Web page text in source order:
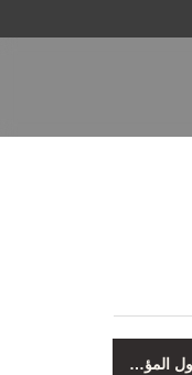
حول المؤسسة